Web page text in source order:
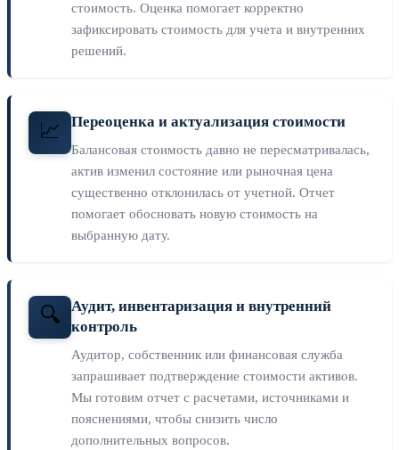
стоимость. Оценка помогает корректно
зафиксировать стоимость для учета и внутренних
решений.
📈 Переоценка и актуализация стоимости
Балансовая стоимость давно не пересматривалась,
актив изменил состояние или рыночная цена
существенно отклонилась от учетной. Отчет
помогает обосновать новую стоимость на
выбранную дату.
🔍
Аудит, инвентаризация и внутренний
контроль
Аудитор, собственник или финансовая служба
запрашивает подтверждение стоимости активов.
Мы готовим отчет с расчетами, источниками и
пояснениями, чтобы снизить число
дополнительных вопросов.